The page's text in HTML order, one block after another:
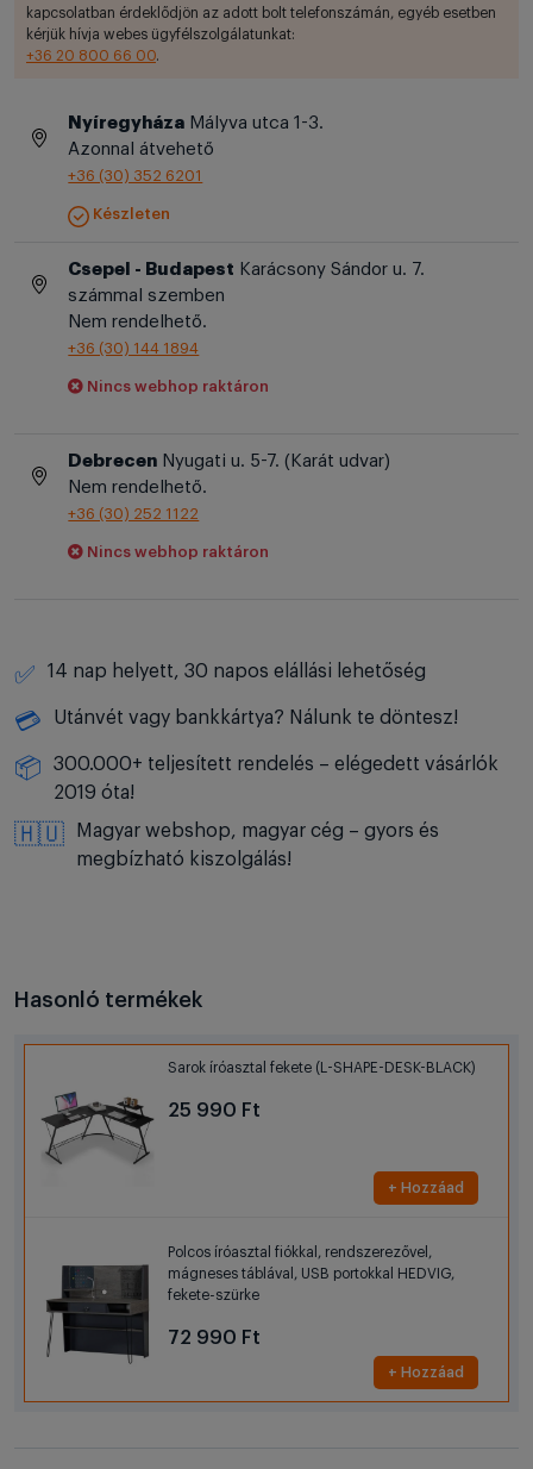
kapcsolatban érdeklődjön az adott bolt telefonszámán, egyéb esetben
kérjük hívja webes ügyfélszolgálatunkat:
+36 20 800 66 00.
Nyíregyháza Mályva utca 1-3.
Azonnal átvehető
+36 (30) 352 6201
Készleten
Csepel - Budapest Karácsony Sándor u. 7.
számmal szemben
Nem rendelhető.
+36 (30) 144 1894
Nincs webhop raktáron
Debrecen Nyugati u. 5-7. (Karát udvar)
Nem rendelhető.
+36 (30) 252 1122
Nincs webhop raktáron
✅ 14 nap helyett, 30 napos elállási lehetőség
💳 Utánvét vagy bankkártya? Nálunk te döntesz!
📦
300.000+ teljesített rendelés – elégedett vásárlók
2019 óta!
🇭🇺
Magyar webshop, magyar cég – gyors és
megbízható kiszolgálás!
Hasonló termékek
Sarok íróasztal fekete (L-SHAPE-DESK-BLACK)
25 990 Ft
+ Hozzáad
Polcos íróasztal fiókkal, rendszerezővel,
mágneses táblával, USB portokkal HEDVIG,
fekete-szürke
72 990 Ft
+ Hozzáad